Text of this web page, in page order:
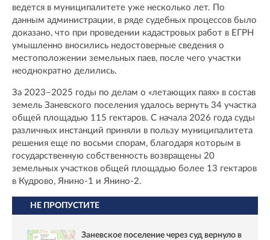
ведется в муниципалитете уже несколько лет. По
данным администрации, в ряде судебных процессов было
доказано, что при проведении кадастровых работ в ЕГРН
умышленно вносились недостоверные сведения о
местоположении земельных паев, после чего участки
неоднократно делились.
За 2023–2025 годы по делам о «летающих паях» в состав
земель Заневского поселения удалось вернуть 34 участка
общей площадью 115 гектаров. С начала 2026 года суды
различных инстанций приняли в пользу муниципалитета
решения еще по восьми спорам, благодаря которым в
государственную собственность возвращены 20
земельных участков общей площадью более 13 гектаров
в Кудрово, Янино-1 и Янино-2.
НЕ ПРОПУСТИТЕ
Заневское поселение через суд вернуло в